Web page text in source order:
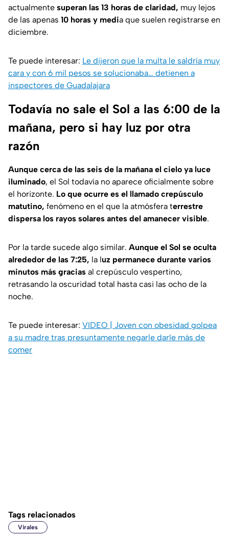
actualmente superan las 13 horas de claridad, muy lejos
de las apenas 10 horas y media que suelen registrarse en
diciembre.
Te puede interesar: Le dijeron que la multa le saldría muy
cara y con 6 mil pesos se solucionaba… detienen a
inspectores de Guadalajara
Todavía no sale el Sol a las 6:00 de la
mañana, pero si hay luz por otra
razón
Aunque cerca de las seis de la mañana el cielo ya luce
iluminado, el Sol todavía no aparece oficialmente sobre
el horizonte. Lo que ocurre es el llamado crepúsculo
matutino, fenómeno en el que la atmósfera terrestre
dispersa los rayos solares antes del amanecer visible.
Por la tarde sucede algo similar. Aunque el Sol se oculta
alrededor de las 7:25, la luz permanece durante varios
minutos más gracias al crepúsculo vespertino,
retrasando la oscuridad total hasta casi las ocho de la
noche.
Te puede interesar: VIDEO | Joven con obesidad golpea
a su madre tras presuntamente negarle darle más de
comer
Tags relacionados
Virales